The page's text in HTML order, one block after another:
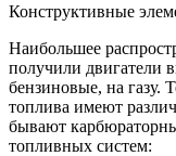
Конструктивные
Наибольшее
получили двигатели
бензиновые, на газу.
топлива имеют
бывают
топливных систем: